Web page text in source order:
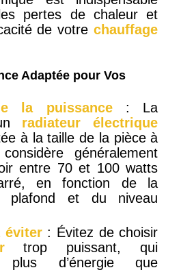
pertes de chaleur et
de votrechauffage
Adaptée pour Vos
la puissance: La
radiateur électrique
à la taille de la pièce à
généralement
entre 70 et 100 watts
en fonction de la
plafond et du niveau
éviter: Évitez de choisir
trop puissant, qui
plus d’énergie que